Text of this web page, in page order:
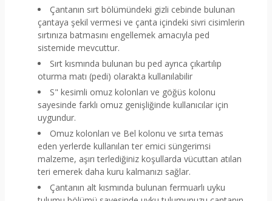
Çantanın sırt bölümündeki gizli cebinde bulunan
çantaya şekil vermesi ve çanta içindeki sivri cisimlerin
sırtınıza batmasını engellemek amacıyla ped
sistemide mevcuttur.
Sırt kısmında bulunan bu ped ayrıca çıkartılıp
oturma matı (pedi) olarakta kullanılabilir
S" kesimli omuz kolonları ve göğüs kolonu
sayesinde farklı omuz genişliğinde kullanıcılar için
uygundur.
Omuz kolonları ve Bel kolonu ve sırta temas
eden yerlerde kullanılan ter emici süngerimsi
malzeme, aşırı terlediğiniz koşullarda vücuttan atılan
teri emerek daha kuru kalmanızı sağlar.
Çantanın alt kısmında bulunan fermuarlı uyku